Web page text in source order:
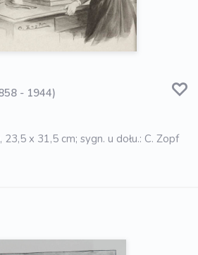
- 1944)
x 31,5 cm; sygn. u dołu.: C. Zopf